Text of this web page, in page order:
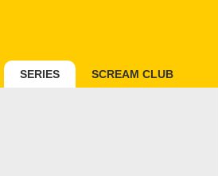
SERIES SCREAM CLUB